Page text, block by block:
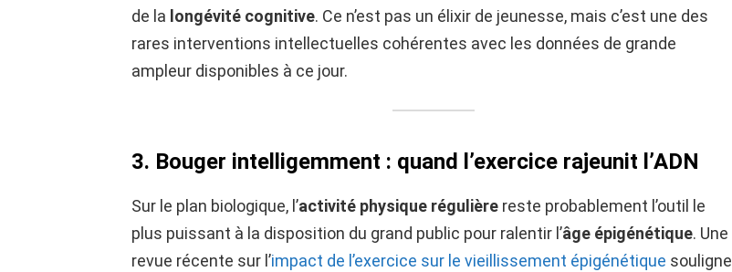
de la longévité cognitive. Ce n’est pas un élixir de jeunesse, mais c’est une des
rares interventions intellectuelles cohérentes avec les données de grande
ampleur disponibles à ce jour.
3. Bouger intelligemment : quand l’exercice rajeunit l’ADN
Sur le plan biologique, l’activité physique régulière reste probablement l’outil le
plus puissant à la disposition du grand public pour ralentir l’âge épigénétique. Une
revue récente sur l’impact de l’exercice sur le vieillissement épigénétique souligne